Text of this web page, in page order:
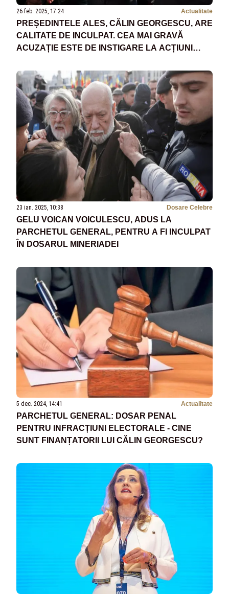
26 feb. 2025, 17:24 Actualitate
PREȘEDINTELE ALES, CĂLIN GEORGESCU, ARE
CALITATE DE INCULPAT. CEA MAI GRAVĂ
ACUZAȚIE ESTE DE INSTIGARE LA ACȚIUNI
23 ian. 2025, 10:38 Dosare Celebre
GELU VOICAN VOICULESCU, ADUS LA
PARCHETUL GENERAL, PENTRU A FI INCULPAT
ÎN DOSARUL MINERIADEI
5 dec. 2024, 14:41 Actualitate
PARCHETUL GENERAL: DOSAR PENAL
PENTRU INFRACȚIUNI ELECTORALE - CINE
SUNT FINANȚATORII LUI CĂLIN GEORGESCU?